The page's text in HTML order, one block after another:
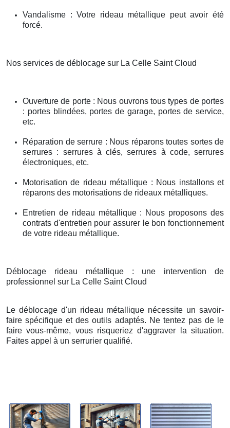
Vandalisme : Votre rideau métallique peut avoir été
forcé.
Nos services de déblocage sur La Celle Saint Cloud
Ouverture de porte : Nous ouvrons tous types de portes
: portes blindées, portes de garage, portes de service,
etc.
Réparation de serrure : Nous réparons toutes sortes de
serrures : serrures à clés, serrures à code, serrures
électroniques, etc.
Motorisation de rideau métallique : Nous installons et
réparons des motorisations de rideaux métalliques.
Entretien de rideau métallique : Nous proposons des
contrats d'entretien pour assurer le bon fonctionnement
de votre rideau métallique.
Déblocage rideau métallique : une intervention de
professionnel sur La Celle Saint Cloud
Le déblocage d'un rideau métallique nécessite un savoir-
faire spécifique et des outils adaptés. Ne tentez pas de le
faire vous-même, vous risqueriez d'aggraver la situation.
Faites appel à un serrurier qualifié.